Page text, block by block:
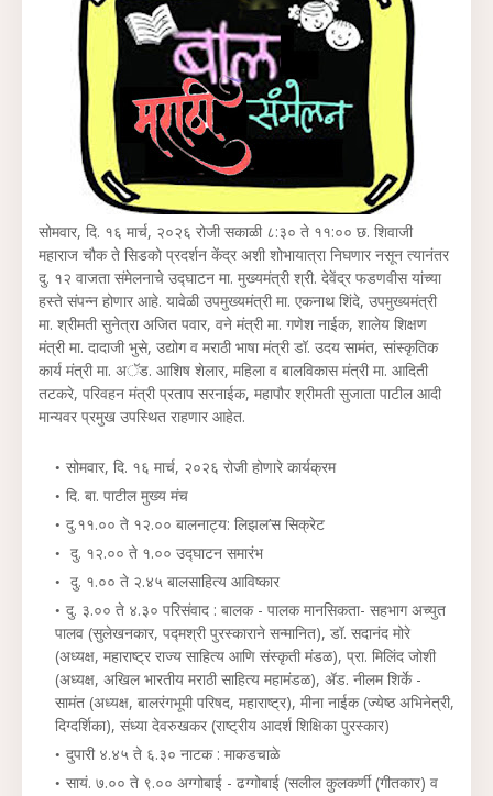
सोमवार, दि. १६ मार्च, २०२६ रोजी सकाळी ८:३० ते ११:०० छ. शिवाजी
महाराज चौक ते सिडको प्रदर्शन केंद्र अशी शोभायात्रा निघणार नसून त्यानंतर
दु. १२ वाजता संमेलनाचे उद्घाटन मा. मुख्यमंत्री श्री. देवेंद्र फडणवीस यांच्या
हस्ते संपन्न होणार आहे. यावेळी उपमुख्यमंत्री मा. एकनाथ शिंदे, उपमुख्यमंत्री
मा. श्रीमती सुनेत्रा अजित पवार, वने मंत्री मा. गणेश नाईक, शालेय शिक्षण
मंत्री मा. दादाजी भुसे, उद्योग व मराठी भाषा मंत्री डॉ. उदय सामंत, सांस्कृतिक
कार्य मंत्री मा. अॅड. आशिष शेलार, महिला व बालविकास मंत्री मा. आदिती
तटकरे, परिवहन मंत्री प्रताप सरनाईक, महापौर श्रीमती सुजाता पाटील आदी
मान्यवर प्रमुख उपस्थित राहणार आहेत.
सोमवार, दि. १६ मार्च, २०२६ रोजी होणारे कार्यक्रम
दि. बा. पाटील मुख्य मंच
दु.११.०० ते १२.०० बालनाट्य: लिझल’स सिक्रेट
दु. १२.०० ते १.०० उद्घाटन समारंभ
दु. १.०० ते २.४५ बालसाहित्य आविष्कार
दु. ३.०० ते ४.३० परिसंवाद : बालक - पालक मानसिकता- सहभाग अच्युत
पालव (सुलेखनकार, पद्मश्री पुरस्काराने सन्मानित), डॉ. सदानंद मोरे
(अध्यक्ष, महाराष्ट्र राज्य साहित्य आणि संस्कृती मंडळ), प्रा. मिलिंद जोशी
(अध्यक्ष, अखिल भारतीय मराठी साहित्य महामंडळ), ॲड. नीलम शिर्के -
सामंत (अध्यक्ष, बालरंगभूमी परिषद, महाराष्ट्र), मीना नाईक (ज्येष्ठ अभिनेत्री,
दिग्दर्शिका), संध्या देवरुखकर (राष्ट्रीय आदर्श शिक्षिका पुरस्कार)
दुपारी ४.४५ ते ६.३० नाटक : माकडचाळे
सायं. ७.०० ते ९.०० अग्गोबाई - ढग्गोबाई (सलील कुलकर्णी (गीतकार) व